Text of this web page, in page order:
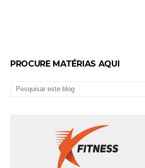
PROCURE MATÉRIAS AQUI